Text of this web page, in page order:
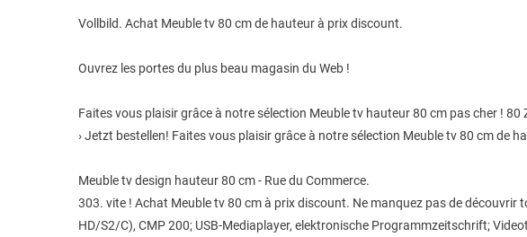
Vollbild. Achat Meuble tv 80 cm de hauteur à prix discount.
Ouvrez les portes du plus beau magasin du Web !
Faites vous plaisir grâce à notre sélection Meuble tv hauteur 80 cm pas cher !
› Jetzt bestellen! Faites vous plaisir grâce à notre sélection Meuble tv 80 cm de
Meuble tv design hauteur 80 cm - Rue du Commerce.
303. vite ! Achat Meuble tv 80 cm à prix discount. Ne manquez pas de découvrir
HD/S2/C), CMP 200; USB-Mediaplayer, elektronische Programmzeitschrift;